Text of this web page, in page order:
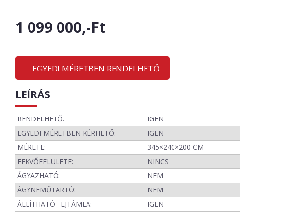
1 099 000,-Ft
EGYEDI MÉRETBEN RENDELHETŐ
LEÍRÁS
RENDELHETŐ:
IGEN
EGYEDI MÉRETBEN KÉRHETŐ:
IGEN
MÉRETE:
345×240×200 CM
FEKVŐFELÜLETE:
NINCS
ÁGYAZHATÓ:
NEM
ÁGYNEMŰTARTÓ:
NEM
ÁLLÍTHATÓ FEJTÁMLA:
IGEN